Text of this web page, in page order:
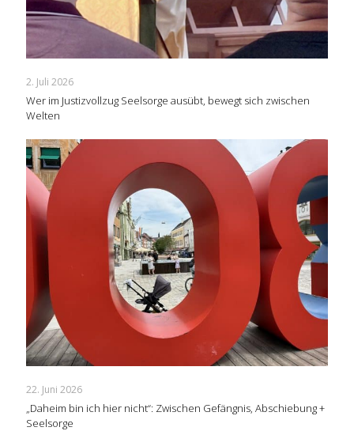
2. Juli 2026
Wer im Justizvollzug Seelsorge ausübt, bewegt sich zwischen
Welten
22. Juni 2026
„Daheim bin ich hier nicht“: Zwischen Gefängnis, Abschiebung +
Seelsorge